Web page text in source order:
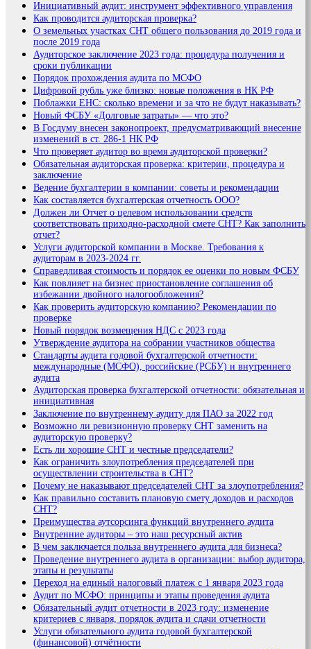
Инициативный аудит: инструмент эффективного управления
Как проводится аудиторская проверка?
О земельных участках СНТ общего пользования до 2019 года и
после 2019 года
Аудиторское заключение 2023 года: процедура получения и
сроки публикации
Порядок прохождения аудита по МСФО
Цифровой рубль уже близко: новые положения в НК РФ
Поблажки ЕНС: сколько времени и за что не будут наказывать?
Новый ФСБУ «Долговые затраты» — что это?
В Госдуму внесен законопроект, предусматривающий внесение
изменений в ст. 286-1 НК РФ
Что проверяет аудитор во время аудиторской проверки?
Обязательная аудиторская проверка: критерии, процедура и
заключение
Ведение бухгалтерии в компании: советы и рекомендации
Как составляется бухгалтерская отчетность ООО?
Должен ли Отчет о целевом использовании средств
соответствовать приходно-расходной смете СНТ? Как заполнить
отчет?
Услуги аудиторской компании в Москве. Требования к
аудиторам в 2023-2024 гг.
Справедливая стоимость и порядок ее оценки по новым ФСБУ
Как повлияет на бизнес приостановление соглашения об
избежании двойного налогообложения?
Как проверить аудиторскую компанию? Рекомендации по
проверке
Новый порядок возмещения НДС с 2023 года
Утверждение аудитора на собрании участников общества
Стандарты аудита годовой бухгалтерской отчетности:
международные (МСФО), российские (РСБУ) и внутреннего
аудита
Аудиторская проверка бухгалтерской отчетности: обязательная и
инициативная
Заключение по внутреннему аудиту для ПАО за 2022 год
Возможно ли ревизионную проверку СНТ заменить на
аудиторскую проверку?
Есть ли хорошие СНТ и честные председатели?
Как ограничить злоупотребления председателей при
осуществлении строительства в СНТ?
Почему не наказывают председателей СНТ за злоупотребления?
Как правильно составить плановую смету доходов и расходов
СНТ?
Преимущества аутсорсинга функций внутреннего аудита
Внутренние аудиторы – это наш ресурсный актив
В чем заключается польза внутреннего аудита для бизнеса?
Проведение внутреннего аудита в организации: выбор аудитора,
этапы и результаты
Переход на единый налоговый платеж с 1 января 2023 года
Аудит по МСФО: принципы и этапы проведения аудита
Обязательный аудит отчетности в 2023 году: изменение
критериев с января, порядок аудита и сдачи отчетности
Услуги обязательного аудита годовой бухгалтерской
(финансовой) отчётности